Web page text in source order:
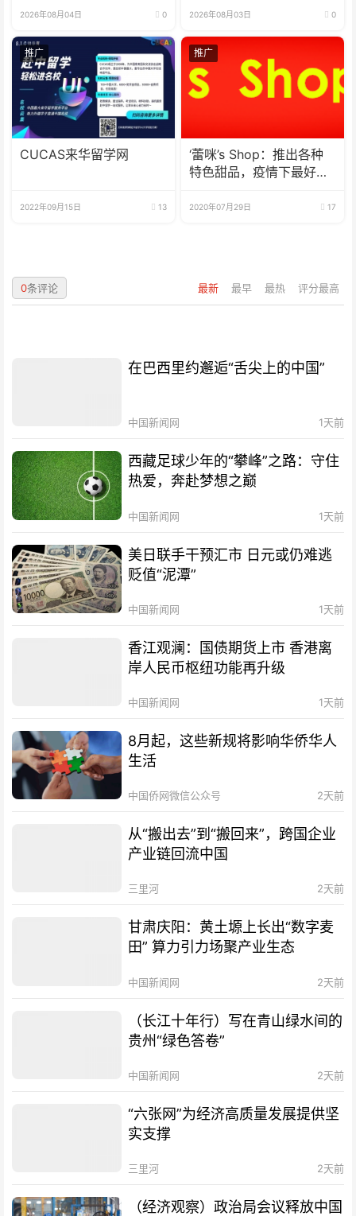
2026年08月04日 0 2026年08月03日 0
推广
CUCAS来华留学网
2022年09月15日 13
推广
‘蕾咪’s Shop：推出各种
特色甜品，疫情下最好的
2020年07月29日 17
最新 最早 最热 评分最高
0条评论
在巴西里约邂逅“舌尖上的中国”
中国新闻网 1天前
西藏足球少年的“攀峰”之路：守住
热爱，奔赴梦想之巅
中国新闻网 1天前
美日联手干预汇市 日元或仍难逃
贬值“泥潭”
中国新闻网 1天前
香江观澜：国债期货上市 香港离
岸人民币枢纽功能再升级
中国新闻网 1天前
8月起，这些新规将影响华侨华人
生活
中国侨网微信公众号 2天前
从“搬出去”到“搬回来”，跨国企业
产业链回流中国
三里河 2天前
甘肃庆阳：黄土塬上长出“数字麦
田” 算力引力场聚产业生态
中国新闻网 2天前
（长江十年行）写在青山绿水间的
贵州“绿色答卷”
中国新闻网 2天前
“六张网”为经济高质量发展提供坚
实支撑
三里河 2天前
（经济观察）政治局会议释放中国